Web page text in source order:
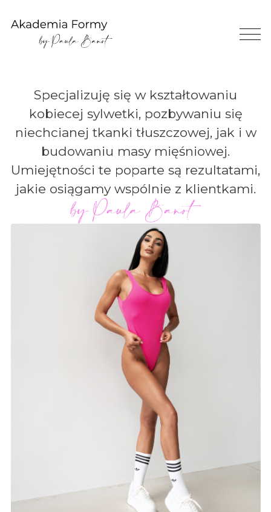
Specjalizuję się w kształtowaniu
kobiecej sylwetki, pozbywaniu się
niechcianej tkanki tłuszczowej, jak i w
budowaniu masy mięśniowej.
Umiejętności te poparte są rezultatami,
jakie osiągamy wspólnie z klientkami.